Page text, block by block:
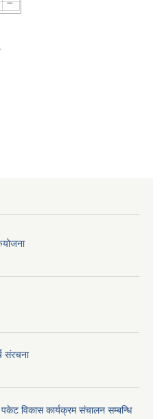
संरचना
विकास कार्यक्रम संचालन सम्बन्धि